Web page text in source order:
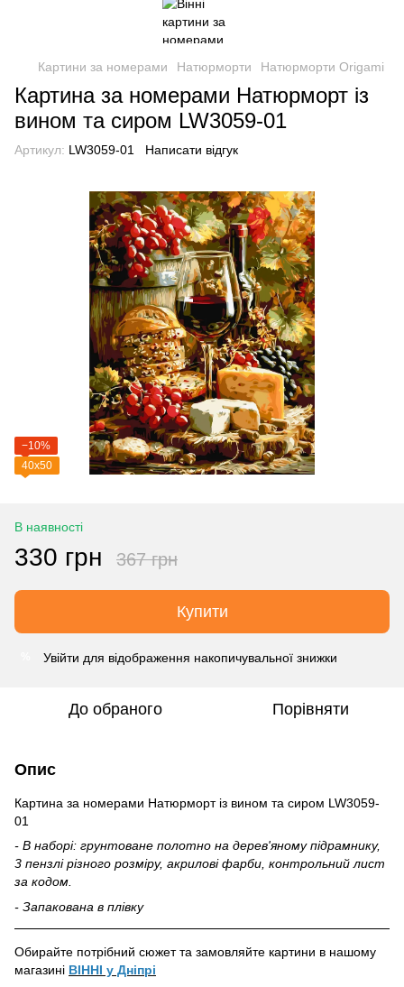
Картини за номерами Натюрморти Натюрморти Origami
Картина за номерами Натюрморт із
вином та сиром LW3059-01
Артикул: LW3059-01 Написати відгук
−10%
40х50
В наявності
330 грн 367 грн
Купити
Увійти для відображення накопичувальної знижки
До обраного Порівняти
Опис
Картина за номерами Натюрморт із вином та сиром LW3059-
01
- В наборі: грунтоване полотно на дерев'яному підрамнику,
3 пензлі різного розміру, акрилові фарби, контрольний лист
за кодом.
- Запакована в плівку
Обирайте потрібний сюжет та замовляйте картини в нашому
магазині ВІННІ у Дніпрі